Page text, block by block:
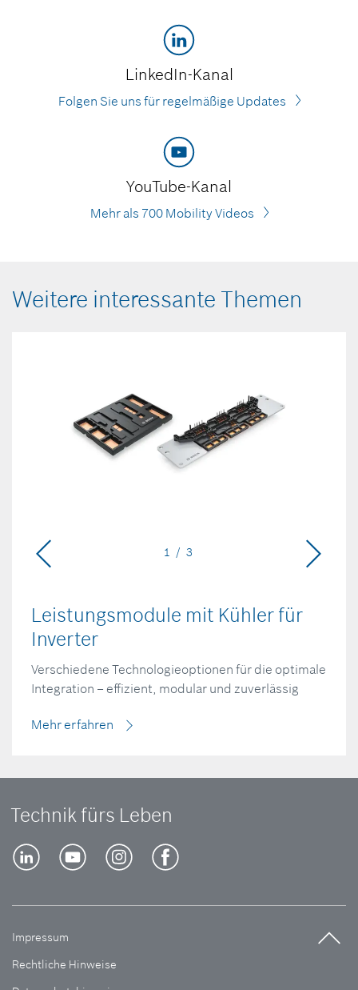
LinkedIn-Kanal
Folgen Sie uns für regelmäßige Updates
YouTube-Kanal
Mehr als 700 Mobility Videos
Weitere interessante Themen
Leistungsmodule mit Kühler für
Inverter
Verschiedene Technologieoptionen für die optimale
Integration – effizient, modular und zuverlässig
Mehr erfahren
1 / 3
Technik fürs Leben
Impressum
Rechtliche Hinweise